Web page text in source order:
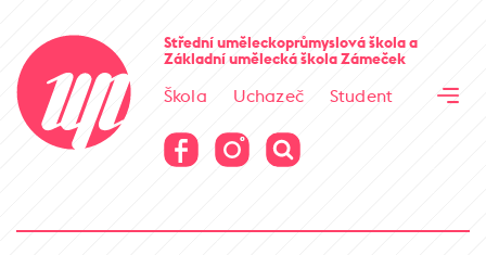
Střední uměleckoprůmyslová školaa
Základní umělecká školaZámeček
Škola Uchazeč
Student
Virtuální prohlídka
Virtuální prohlídka